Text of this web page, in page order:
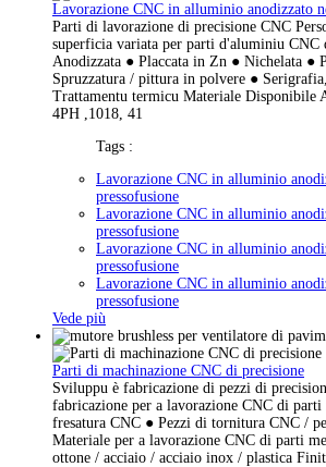
Lavorazione CNC in alluminio anodizzato
Parti di lavorazione di precisione CNC
superficia variata per parti d'aluminiu CNC
Anodizzata ● Placcata in Zn ● Nichelata ●
Spruzzatura / pittura in polvere ●
Trattamentu termicu Materiale Disponibile
4PH ,1018, 41
Tags :
Lavorazione CNC in alluminio
pressofusione
Lavorazione CNC in alluminio
pressofusione
Lavorazione CNC in alluminio
pressofusione
Lavorazione CNC in alluminio
pressofusione
Vede più
Parti di machinazione CNC di precisione
Sviluppu è fabricazione di pezzi di
fabricazione per a lavorazione CNC di
fresatura CNC ● Pezzi di tornitura CNC /
Materiale per a lavorazione CNC di parti
ottone / acciaio / acciaio inox / plastica